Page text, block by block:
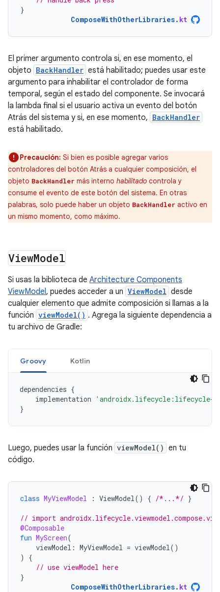
}
ComposeWithOtherLibraries. kt
El primer argumento controla si, en ese momento, el
objeto BackHandler está habilitado; puedes usar este
argumento para inhabilitar el controlador de forma
temporal, según el estado del componente. Se invocará
la lambda final si el usuario activa un evento del botón
Atrás del sistema y si, en ese momento, BackHandler
está habilitado.
Precaución: Si bien es posible agregar varios
controladores del botón Atrás a cualquier composición, el
objeto BackHandler más interno habilitado controla y
consume el evento de este botón del sistema. En otras
palabras, solo puede haber un objeto BackHandler activo en
un mismo momento, como máximo.
ViewModel
Si usas la biblioteca de Architecture Components
ViewModel, puedes acceder a un ViewModel desde
cualquier elemento que admite composición si llamas a la
función viewModel() . Agrega la siguiente dependencia a
tu archivo de Gradle:
Groovy Kotlin
dependencies {
implementation
'androidx.lifecycle:lifecycle-
}
Luego, puedes usar la función viewModel() en tu
código.
class MyViewModel : ViewModel() { /*...*/ }
// import
@Composable
fun MyScreen(
viewModel : MyViewModel = viewModel()
)
{
// use viewModel here
}
ComposeWithOtherLibraries. kt